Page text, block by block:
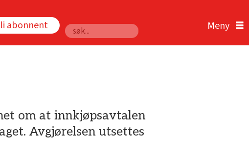
abonnent
Søk
om at innkjøpsavtalen
Avgjørelsen utsettes